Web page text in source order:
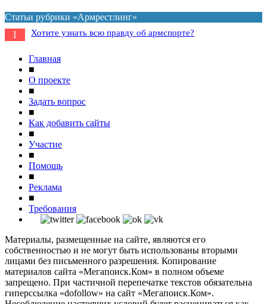
Статьи рубрики «Армрестлинг»
1 Хотите узнать всю правду об армспорте?
Главная
■
О проекте
■
Задать вопрос
■
Как добавить сайты
■
Участие
■
Помощь
■
Реклама
■
Требования
Материалы, размещенные на сайте, являются его
собственностью и не могут быть использованы вторыми
лицами без письменного разрешения. Копирование
материалов сайта «Мегапоиск.Ком» в полном объеме
запрещено. При частичной перепечатке текстов обязательна
гиперссылка «dofollow» на сайт «Мегапоиск.Ком».